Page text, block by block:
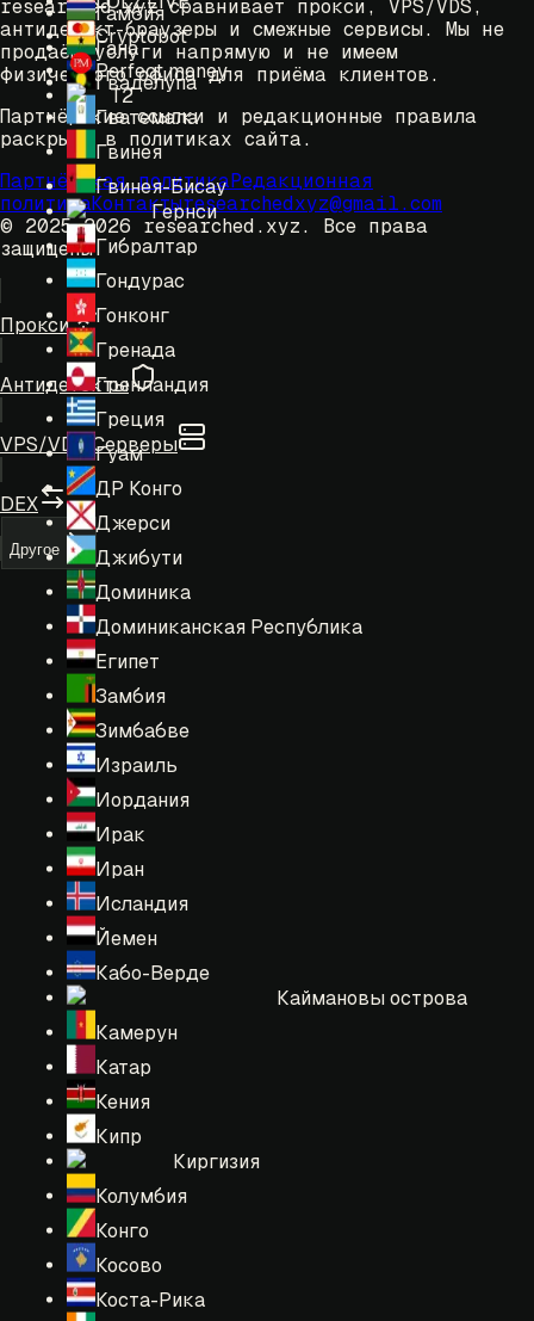
Гамбия
Гана
Гваделупа
Гватемала
Гвинея
Гвинея-Бисау
Гернси
Гибралтар
Гондурас
Гонконг
Гренада
Гренландия
Греция
Гуам
ДР Конго
Джерси
Джибути
Доминика
Доминиканская Республика
Египет
Замбия
Зимбабве
Израиль
Иордания
Ирак
Иран
Исландия
Йемен
Кабо-Верде
Каймановы острова
Камерун
Катар
Кения
Кипр
Киргизия
Колумбия
Конго
Косово
Коста-Рика
Cryptobot
Perfect money
T2
researched.xyz сравнивает прокси, VPS/VDS,
антидетект-браузеры и смежные сервисы. Мы не
продаём услуги напрямую и не имеем
физического офиса для приёма клиентов.
Партнёрские ссылки и редакционные правила
раскрыты в политиках сайта.
Партнёрская политикаРедакционная
политикаКонтактыresearchedxyz@gmail.com
© 2025-2026 researched.xyz. Все права
защищены.
Прокси
Антидетекты
VPS/VDS Серверы
DEX
Другое